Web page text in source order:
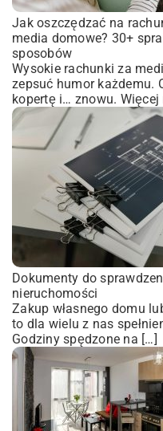
Jak oszczędzać na
media domowe? 30+
sposobów
Wysokie rachunki za
zepsuć humor każdemu.
kopertę i… znowu. Więcej
Dokumenty do
nieruchomości
Zakup własnego domu
to dla wielu z nas
Godziny spędzone na […]